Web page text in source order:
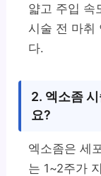
얇고 주입 속
시술 전 마취
다.
2. 엑소좀
요?
엑소좀은 세
는 1~2주가